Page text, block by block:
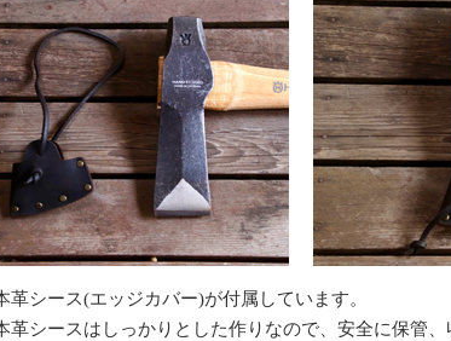
革シース(エッジカバー)が付属しています。
革シースはしっかりとした作りなので、安全に保管、